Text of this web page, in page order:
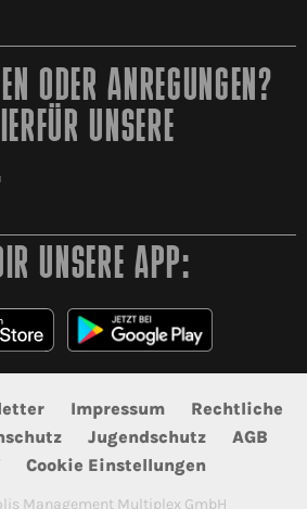
ODER ANREGUNGEN?
UNSERE
UNSERE APP:
Impressum
Rechtliche
Jugendschutz
AGB
Cookie Einstellungen
Management Multiplex GmbH